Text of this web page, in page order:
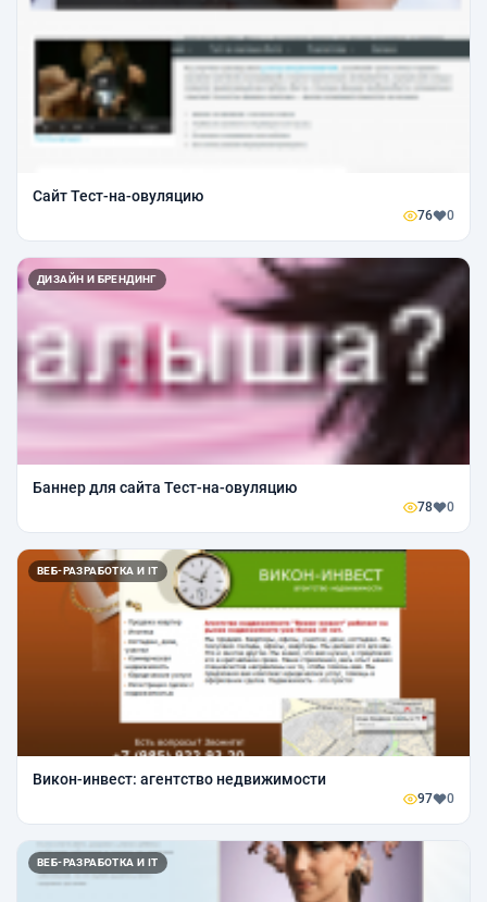
Сайт Тест-на-овуляцию
76 0
ДИЗАЙН И БРЕНДИНГ
Баннер для сайта Тест-на-овуляцию
78 0
ВЕБ-РАЗРАБОТКА И IT
Викон-инвест: агентство недвижимости
97 0
ВЕБ-РАЗРАБОТКА И IT